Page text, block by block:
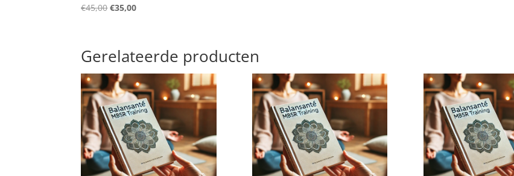
€45,00Oorspronkelijke
€45,00.
€35,00Huidige
Gerelateerde producten